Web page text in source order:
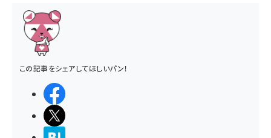
この記事をシェアしてほしいパン！